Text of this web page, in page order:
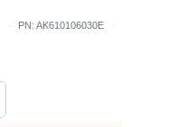
PN: AK610106030E